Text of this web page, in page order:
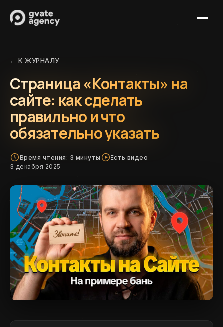
SEO-продвижение
Сопровождение сайтов
IT-поддержка
Журнал
Партнерам
Контакты
Обсудить проект
mail@gvate-agency.ru
← К ЖУРНАЛУ
Страница «Контакты» на
сайте: как сделать
правильно и что
обязательно указать
Время чтения: 3 минуты
Есть видео
3 декабря 2025